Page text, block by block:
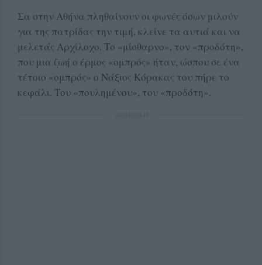
Σα στην Αθήνα πληθαίνουν οι φωνές όσων μιλούν
για της πατρίδας την τιμή, κλείνε τα αυτιά και να
μελετάς Αρχίλοχο. Το «μίσθαρνο», τον «προδότη»,
που μια ζωή ο έρμος «ομπρός» ήταν, ώσπου σε ένα
τέτοιο «ομπρός» ο Νάξιος Κόρακας του πήρε το
κεφάλι. Του «πουλημένου», του «προδότη».